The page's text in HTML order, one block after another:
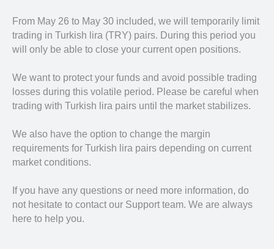
From May 26 to May 30 included, we will temporarily limit
trading in Turkish lira (TRY) pairs. During this period you
will only be able to close your current open positions.
We want to protect your funds and avoid possible trading
losses during this volatile period. Please be careful when
trading with Turkish lira pairs until the market stabilizes.
We also have the option to change the margin
requirements for Turkish lira pairs depending on current
market conditions.
If you have any questions or need more information, do
not hesitate to contact our Support team. We are always
here to help you.